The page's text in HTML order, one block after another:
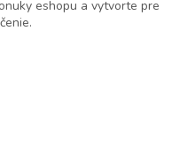
eshopu a vytvorte pre